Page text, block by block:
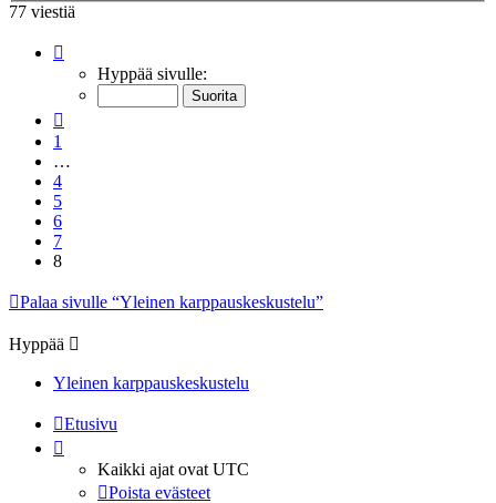
77 viestiä
8 Hyppää sivulle:
1
…
4
5
6
7
8
Palaa sivulle “Yleinen karppauskeskustelu”
Hyppää
Yleinen karppauskeskustelu
Etusivu
Kaikki ajat ovat UTC
Poista evästeet